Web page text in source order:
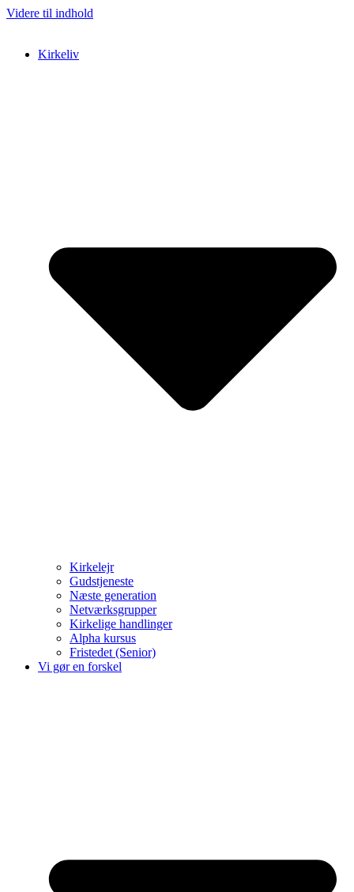
Videre til indhold
Kirkeliv
Kirkelejr
Gudstjeneste
Næste generation
Netværksgrupper
Kirkelige handlinger
Alpha kursus
Fristedet (Senior)
Vi gør en forskel